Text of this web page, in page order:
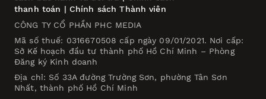
thanh toán | Chính sách Thành viên
CÔNG TY CỔ PHẦN PHC MEDIA
Mã số thuế: 0316670508 cấp ngày 09/01/2021. Nơi cấp:
Sở Kế hoạch đầu tư thành phố Hồ Chí Minh – Phòng
Đăng ký Kinh doanh
Địa chỉ: Số 33A đường Trường Sơn, phường Tân Sơn
Nhất, thành phố Hồ Chí Minh